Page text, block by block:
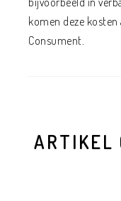
komen deze
Consument.
ARTIKEL